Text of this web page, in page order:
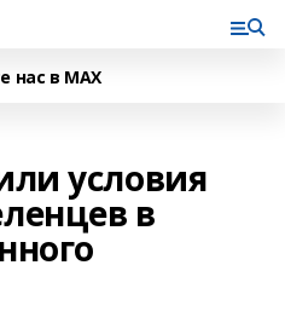
нас в MAX
условия
в